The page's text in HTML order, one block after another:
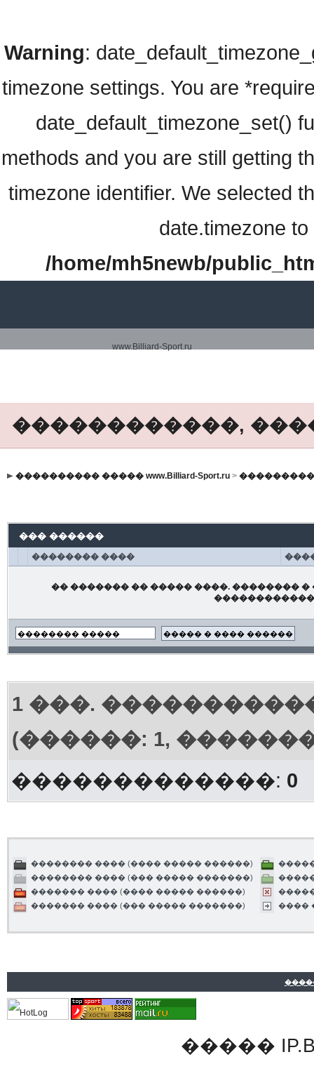
Warning:
timezone settings. You are
date_default_timezone_set()
methods and you are still getting
timezone identifier. We selected
date.timezone
/home/mh5newb/
www.Billiard-Sport.ru
������������,
���������� ����� www.Billiard-Sport.ru>
��� ������
�������� ����
�� ������� �� ����� ����. ��������
1���.
(������: 1,
�������������: 0
�������� ���� (���� ����� ������)
�������� ���� (��� ����� �������)
������� ���� (���� ����� ������)
������� ���� (��� ����� �������)
����
�����